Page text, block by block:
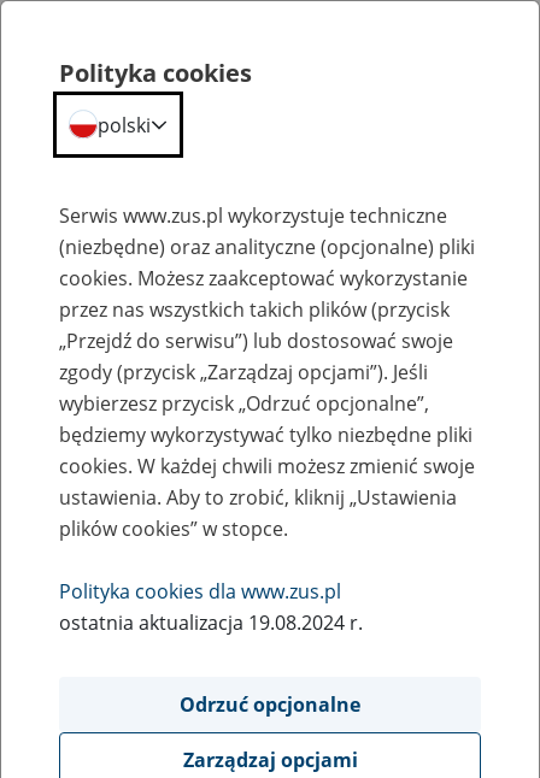
Statystyczny
ZUS
Wyniki wyszukiwania
Kategoria
Szukaj
SZUKAJ
Szukana fraza:
Szukana kategoria:
Polityka cookies
polski
Serwis www.zus.pl wykorzystuje techniczne
(niezbędne) oraz analityczne (opcjonalne) pliki
cookies. Możesz zaakceptować wykorzystanie
przez nas wszystkich takich plików (przycisk
„Przejdź do serwisu”) lub dostosować swoje
zgody (przycisk „Zarządzaj opcjami”). Jeśli
wybierzesz przycisk „Odrzuć opcjonalne”,
będziemy wykorzystywać tylko niezbędne pliki
cookies. W każdej chwili możesz zmienić swoje
ustawienia. Aby to zrobić, kliknij „Ustawienia
plików cookies” w stopce.
Polityka cookies dla www.zus.pl
ostatnia aktualizacja 19.08.2024 r.
Odrzuć opcjonalne
Zarządzaj opcjami